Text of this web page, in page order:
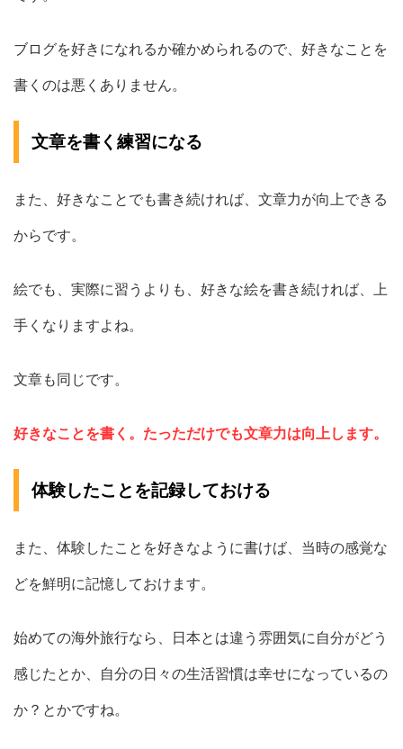
ブログを好きになれるか確かめられるので、好きなことを
書くのは悪くありません。
文章を書く練習になる
また、好きなことでも書き続ければ、文章力が向上できる
からです。
絵でも、実際に習うよりも、好きな絵を書き続ければ、上
手くなりますよね。
文章も同じです。
好きなことを書く。たっただけでも文章力は向上します。
体験したことを記録しておける
また、体験したことを好きなように書けば、当時の感覚な
どを鮮明に記憶しておけます。
始めての海外旅行なら、日本とは違う雰囲気に自分がどう
感じたとか、自分の日々の生活習慣は幸せになっているの
か？とかですね。